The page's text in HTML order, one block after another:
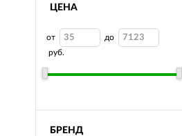
ЦЕНА
от
до
руб.
БРЕНД